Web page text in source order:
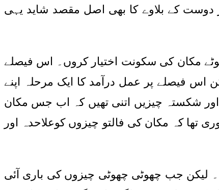
دوست کے بلاوے کا بھی اصل مقصد شاید یہی
مکان کی سکونت اختیار کروں۔ اس فیصلے
اس فیصلے پر عمل درآمد کا ایک مرحلہ اپنے
شکستہ چیزیں اتنی تھیں کہ اب جس مکان
تھا کہ مکان کی فالتو چیزوں کوعلاحدہ اور
لیکن جب چھوٹی چھوٹی چیزوں کی باری آئی